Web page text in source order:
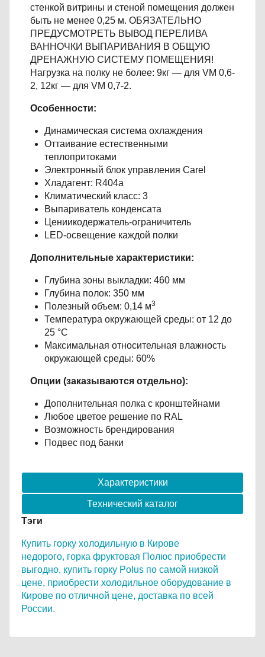
стенкой витрины и стеной помещения должен
быть не менее 0,25 м. ОБЯЗАТЕЛЬНО
ПРЕДУСМОТРЕТЬ ВЫВОД ПЕРЕЛИВА
ВАННОЧКИ ВЫПАРИВАНИЯ В ОБЩУЮ
ДРЕНАЖНУЮ СИСТЕМУ ПОМЕЩЕНИЯ!
Нагрузка на полку не более: 9кг — для VM 0,6-
2, 12кг — для VM 0,7-2.
Особенности:
Динамическая система охлаждения
Оттаивание естественными
теплопритоками
Электронный блок управления Carel
Хладагент: R404a
Климатический класс: 3
Выпариватель конденсата
Цениикодержатель-ограничитель
LED-освещение каждой полки
Дополнительные характеристики:
Глубина зоны выкладки: 460 мм
Глубина полок: 350 мм
Полезный объем: 0,14 м3
Температура окружающей среды: от 12 до
25 °С
Максимальная относительная влажность
окружающей среды: 60%
Опции (заказываются отдельно):
Дополнительная полка с кронштейнами
Любое цветое решение по RAL
Возможность брендирования
Подвес под банки
Характеристики
Технический каталог
Тэги
Купить горку холодильную в Кирове
недорого, горка фруктовая Полюс приобрести
выгодно, купить горку Polus по самой низкой
цене, приобрести холодильное оборудование в
Кирове по отличной цене, доставка по всей
России.